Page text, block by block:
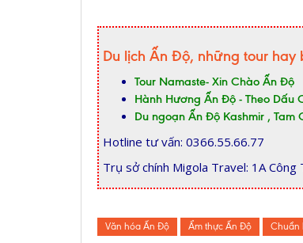
Du lịch Ấn Độ, những tour hay
Tour Namaste- Xin Chào Ấn Độ
Hành Hương Ấn Độ - Theo Dấu
Du ngoạn Ấn Độ Kashmir , Tam
Hotline tư vấn: 0366.55.66.77
Trụ sở chính Migola Travel: 1A
Văn hóa Ấn Độ Ẩm thực Ấn Độ Chuẩn